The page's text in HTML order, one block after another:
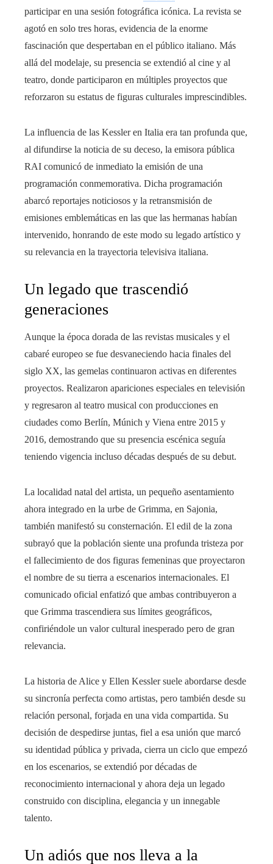
participar en una sesión fotográfica icónica. La revista se
agotó en solo tres horas, evidencia de la enorme
fascinación que despertaban en el público italiano. Más
allá del modelaje, su presencia se extendió al cine y al
teatro, donde participaron en múltiples proyectos que
reforzaron su estatus de figuras culturales imprescindibles.
La influencia de las Kessler en Italia era tan profunda que,
al difundirse la noticia de su deceso, la emisora pública
RAI comunicó de inmediato la emisión de una
programación conmemorativa. Dicha programación
abarcó reportajes noticiosos y la retransmisión de
emisiones emblemáticas en las que las hermanas habían
intervenido, honrando de este modo su legado artístico y
su relevancia en la trayectoria televisiva italiana.
Un legado que trascendió
generaciones
Aunque la época dorada de las revistas musicales y el
cabaré europeo se fue desvaneciendo hacia finales del
siglo XX, las gemelas continuaron activas en diferentes
proyectos. Realizaron apariciones especiales en televisión
y regresaron al teatro musical con producciones en
ciudades como Berlín, Múnich y Viena entre 2015 y
2016, demostrando que su presencia escénica seguía
teniendo vigencia incluso décadas después de su debut.
La localidad natal del artista, un pequeño asentamiento
ahora integrado en la urbe de Grimma, en Sajonia,
también manifestó su consternación. El edil de la zona
subrayó que la población siente una profunda tristeza por
el fallecimiento de dos figuras femeninas que proyectaron
el nombre de su tierra a escenarios internacionales. El
comunicado oficial enfatizó que ambas contribuyeron a
que Grimma trascendiera sus límites geográficos,
confiriéndole un valor cultural inesperado pero de gran
relevancia.
La historia de Alice y Ellen Kessler suele abordarse desde
su sincronía perfecta como artistas, pero también desde su
relación personal, forjada en una vida compartida. Su
decisión de despedirse juntas, fiel a esa unión que marcó
su identidad pública y privada, cierra un ciclo que empezó
en los escenarios, se extendió por décadas de
reconocimiento internacional y ahora deja un legado
construido con disciplina, elegancia y un innegable
talento.
Un adiós que nos lleva a la